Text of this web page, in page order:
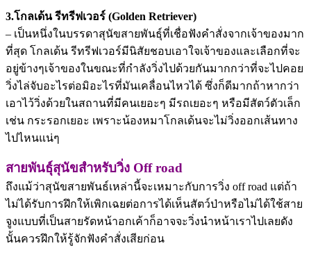
3.โกลเด้น รีทรีฟเวอร์ (Golden Retriever)
– เป็นหนึ่งในบรรดาสุนัขสายพันธุ์ที่เชื่อฟังคำสั่งจากเจ้าของมาก
ที่สุด โกลเด้น รีทรีฟเวอร์มีนิสัยชอบเอาใจเจ้าของและเลือกที่จะ
อยู่ข้างๆเจ้าของในขณะที่กำลังวิ่งไปด้วยกันมากกว่าที่จะไปคอย
วิ่งไล่จับอะไรต่อมิอะไรที่มันเคลื่อนไหวได้ ซึ่งก็ดีมากถ้าหากว่า
เอาไว้วิ่งด้วยในสถานที่มีคนเยอะๆ มีรถเยอะๆ หรือมีสัตว์ตัวเล็ก
เช่น กระรอกเยอะ เพราะน้องหมาโกลเด้นจะไม่วิ่งออกเส้นทาง
ไปไหนแน่ๆ
สายพันธุ์สุนัขสำหรับวิ่ง Off road
ถึงแม้ว่าสุนัขสายพันธ์เหล่านี้จะเหมาะกับการวิ่ง off road แต่ถ้า
ไม่ได้รับการฝึกให้เพิกเฉยต่อการได้เห็นสัตว์ป่าหรือไม่ได้ใช้สาย
จูงแบบที่เป็นสายรัดหน้าอกเค้าก็อาจจะวิ่งนำหน้าเราไปเลยดัง
นั้นควรฝึกให้รู้จักฟังคำสั่งเสียก่อน